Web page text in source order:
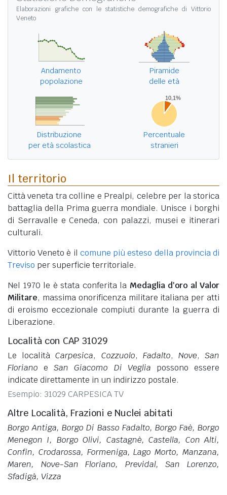
Elaborazioni grafiche con le statistiche demografiche di Vittorio
Veneto
Andamento
popolazione
Piramide
delle età
Distribuzione
per età scolastica
Percentuale
stranieri
Il territorio
Città veneta tra colline e Prealpi, celebre per la storica
battaglia della Prima guerra mondiale. Unisce i borghi
di Serravalle e Ceneda, con palazzi, musei e itinerari
culturali.
Vittorio Veneto è il comune più esteso della provincia di
Treviso per superficie territoriale.
Nel 1970 le è stata conferita la Medaglia d'oro al Valor
Militare, massima onorificenza militare italiana per atti
di eroismo eccezionale compiuti durante la guerra di
Liberazione.
Località con CAP 31029
Le localitàCarpesica, Cozzuolo, Fadalto, Nove,San
Floriano eSan Giacomo Di Veglia possono essere
indicate direttamente in un indirizzo postale.
Esempio: 31029 CARPESICA TV
Altre Località, Frazioni e Nuclei abitati
Borgo Antiga, Borgo Di Basso Fadalto, Borgo Faè, Borgo
Menegon I, Borgo Olivi, Castagnè, Castella, Con Alti,
Confin, Crodarossa, Formeniga, Lago Morto, Manzana,
Maren, Nove-San Floriano, Previdal, San Lorenzo,
Sfadigà, Vizza